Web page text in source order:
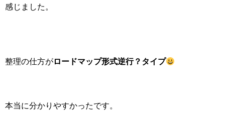
感じました。
整理の仕方がロードマップ形式逆行？タイプ
本当に分かりやすかったです。